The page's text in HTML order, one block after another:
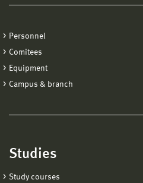
Personnel
Comitees
Equipment
Campus & branch
Studies
Study courses